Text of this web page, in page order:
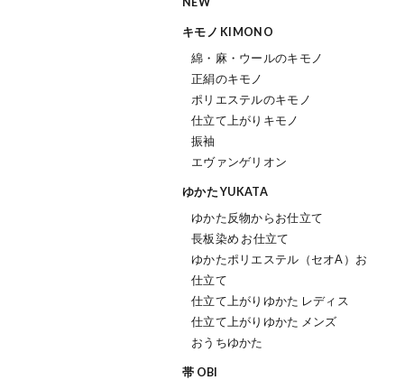
キモノ KIMONO
綿・麻・ウールのキモノ
正絹のキモノ
ポリエステルのキモノ
仕立て上がりキモノ
振袖
エヴァンゲリオン
ゆかた YUKATA
ゆかた反物からお仕立て
長板染め お仕立て
ゆかたポリエステル（セオΑ）お
仕立て
仕立て上がりゆかた レディス
仕立て上がりゆかた メンズ
おうちゆかた
帯 OBI